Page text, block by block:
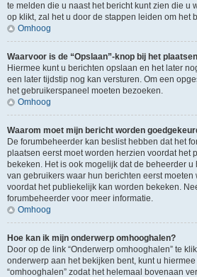
te melden die u naast het bericht kunt zien die u
op klikt, zal het u door de stappen leiden om het
Omhoog
Waarvoor is de “Opslaan”-knop bij het
Hiermee kunt u berichten opslaan en het later
een later tijdstip nog kan versturen. Om een
het gebruikerspaneel moeten bezoeken.
Omhoog
Waarom moet mijn bericht worden
De forumbeheerder kan beslist hebben dat het
plaatsen eerst moet worden herzien voordat het
bekeken. Het is ook mogelijk dat de beheerder
van gebruikers waar hun berichten eerst
voordat het publiekelijk kan worden bekeken.
forumbeheerder voor meer informatie.
Omhoog
Hoe kan ik mijn onderwerp omhooghalen?
Door op de link “Onderwerp omhooghalen” te
onderwerp aan het bekijken bent, kunt u
“omhooghalen” zodat het helemaal bovenaan